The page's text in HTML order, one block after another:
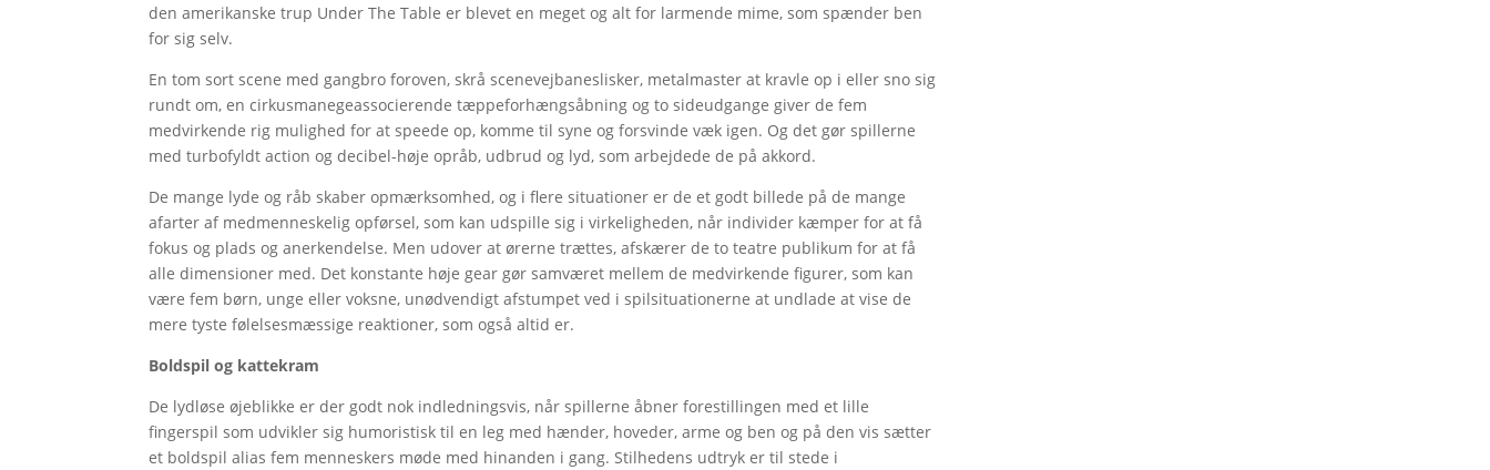
den amerikanske trup Under The Table er blevet en meget og alt for larmende mime, som spænder ben
for sig selv.
En tom sort scene med gangbro foroven, skrå scenevejbaneslisker, metalmaster at kravle op i eller sno sig
rundt om, en cirkusmanegeassocierende tæppeforhængsåbning og to sideudgange giver de fem
medvirkende rig mulighed for at speede op, komme til syne og forsvinde væk igen. Og det gør spillerne
med turbofyldt action og decibel-høje opråb, udbrud og lyd, som arbejdede de på akkord.
De mange lyde og råb skaber opmærksomhed, og i flere situationer er de et godt billede på de mange
afarter af medmenneskelig opførsel, som kan udspille sig i virkeligheden, når individer kæmper for at få
fokus og plads og anerkendelse. Men udover at ørerne trættes, afskærer de to teatre publikum for at få
alle dimensioner med. Det konstante høje gear gør samværet mellem de medvirkende figurer, som kan
være fem børn, unge eller voksne, unødvendigt afstumpet ved i spilsituationerne at undlade at vise de
mere tyste følelsesmæssige reaktioner, som også altid er.
Boldspil og kattekram
De lydløse øjeblikke er der godt nok indledningsvis, når spillerne åbner forestillingen med et lille
fingerspil som udvikler sig humoristisk til en leg med hænder, hoveder, arme og ben og på den vis sætter
et boldspil alias fem menneskers møde med hinanden i gang. Stilhedens udtryk er til stede i